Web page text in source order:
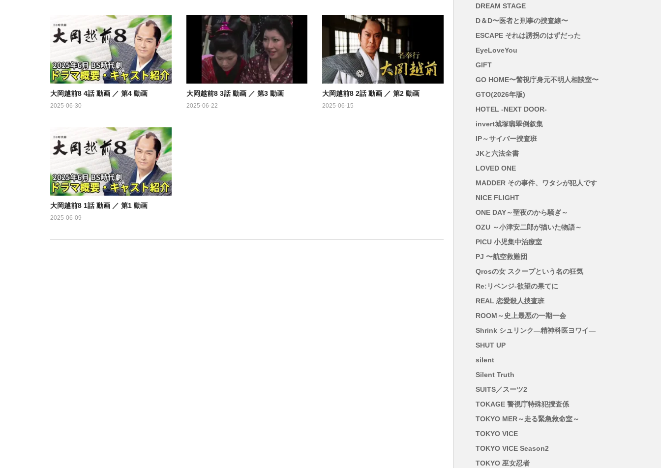
大岡越前8 4話 動画 ／ 第4 動画
2025-06-30
大岡越前8 3話 動画 ／ 第3 動画
2025-06-22
大岡越前8 2話 動画 ／ 第2 動画
2025-06-15
大岡越前8 1話 動画 ／ 第1 動画
2025-06-09
DREAM STAGE
D＆D〜医者と刑事の捜査線〜
ESCAPE それは誘拐のはずだった
EyeLoveYou
GIFT
GO HOME〜警視庁身元不明人相談室〜
GTO(2026年版)
HOTEL -NEXT DOOR-
invert城塚翡翠倒叙集
IP～サイバー捜査班
JKと六法全書
LOVED ONE
MADDER その事件、ワタシが犯人です
NICE FLIGHT
ONE DAY～聖夜のから騒ぎ～
OZU ～小津安二郎が描いた物語～
PICU 小児集中治療室
PJ 〜航空救難団
Qrosの女 スクープという名の狂気
Re:リベンジ-欲望の果てに
REAL 恋愛殺人捜査班
ROOM～史上最悪の一期一会
Shrink シュリンク―精神科医ヨワイ―
SHUT UP
silent
Silent Truth
SUITS／スーツ2
TOKAGE 警視庁特殊犯捜査係
TOKYO MER～走る緊急救命室～
TOKYO VICE
TOKYO VICE Season2
TOKYO 巫女忍者